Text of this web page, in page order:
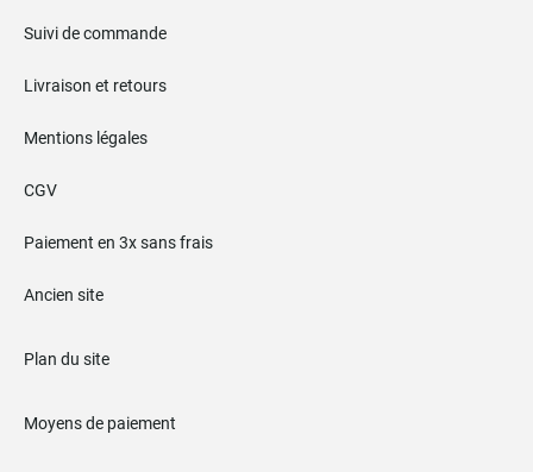
Suivi de commande
Livraison et retours
Mentions légales
CGV
Paiement en 3x sans frais
Ancien site
Plan du site
Moyens de paiement